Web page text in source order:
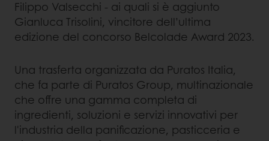
Filippo Valsecchi - ai quali si è aggiunto
Gianluca Trisolini, vincitore dell’ultima
edizione del concorso Belcolade Award 2023.
Una trasferta organizzata da Puratos Italia,
che fa parte di Puratos Group, multinazionale
che offre una gamma completa di
ingredienti, soluzioni e servizi innovativi per
l'industria della panificazione, pasticceria e